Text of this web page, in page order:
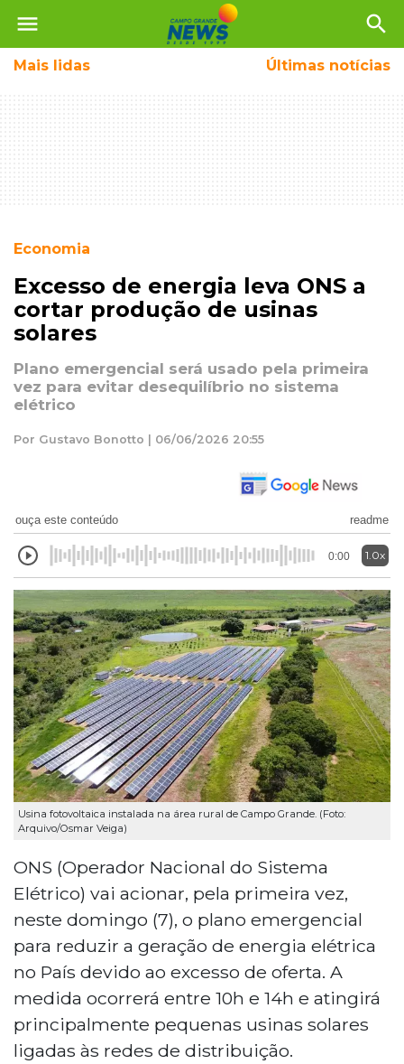
menu search
Mais lidas Últimas notícias
Economia
Excesso de energia leva ONS a
cortar produção de usinas
solares
Plano emergencial será usado pela primeira
vez para evitar desequilíbrio no sistema
elétrico
Por Gustavo Bonotto | 06/06/2026 20:55
ouça este conteúdo readme
0:00 1.0x
Usina fotovoltaica instalada na área rural de Campo Grande. (Foto:
Arquivo/Osmar Veiga)
ONS (Operador Nacional do Sistema
Elétrico) vai acionar, pela primeira vez,
neste domingo (7), o plano emergencial
para reduzir a geração de energia elétrica
no País devido ao excesso de oferta. A
medida ocorrerá entre 10h e 14h e atingirá
principalmente pequenas usinas solares
ligadas às redes de distribuição.